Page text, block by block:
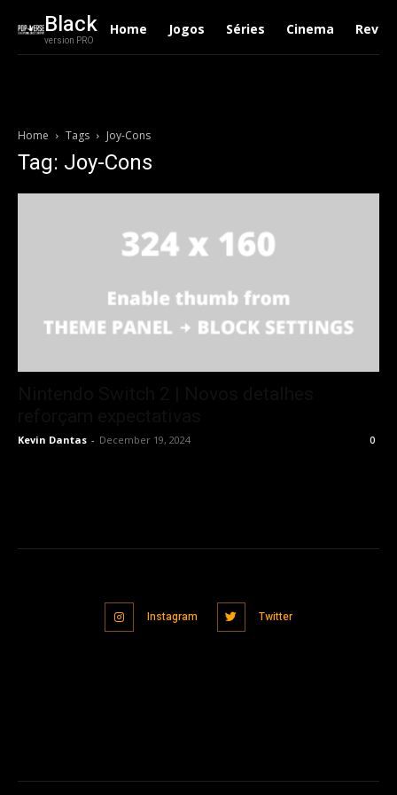
Black
version PRO
Home Jogos Séries Cinema
Home Tags Joy-Cons
Tag: Joy-Cons
Kevin Dantas - December 19, 2024 0
Instagram Twitter